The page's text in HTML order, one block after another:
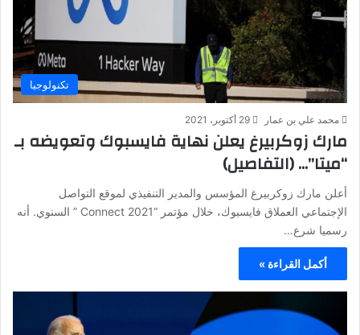
تكنولوجيا
محمد علي بن عمار 29 أكتوبر، 2021
مارك زوكربيرغ يعلن نهاية فايسبوك وتعويضه بـ
“ميتا”… (التفاصيل)
أعلن مارك زوكربيرغ المؤسس والمدير التنفيذي لموقع التواصل
الإجتماعي العملاق فايسبوك، خلال مؤتمر “Connect 2021 ” السنوي. أنه
رسميا شرع…
أكمل القراءة »